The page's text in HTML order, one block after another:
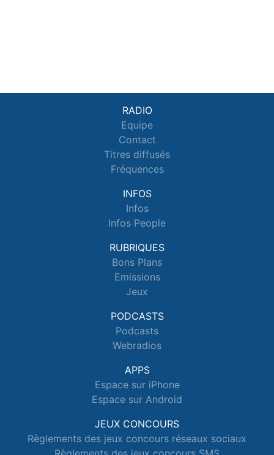
RADIO
Equipe
Contact
Titres diffusés
Fréquences
INFOS
Infos
Infos People
RUBRIQUES
Bons Plans
Emissions
Jeux
PODCASTS
Podcasts
Webradios
APPS
Espace sur iPhone
Espace sur Android
JEUX CONCOURS
Règlements des jeux concours réseaux sociaux